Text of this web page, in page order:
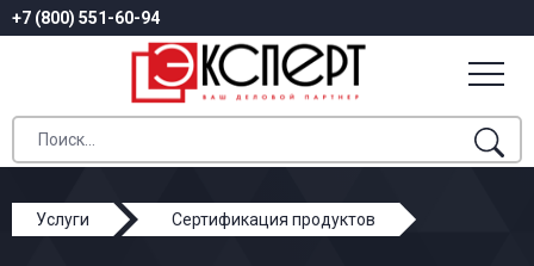
+7 (800) 551-60-94
Услуги
Сертификация продуктов